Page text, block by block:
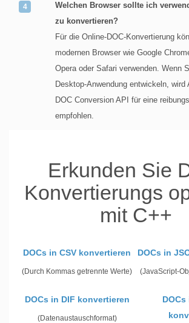
Welchen Browser sollte ich
zu konvertieren?
Für die Online-DOC-Konvertierung
modernen Browser wie Google
Opera oder Safari verwenden. Wenn
Desktop-Anwendung entwickeln, wird
DOC Conversion API für eine
empfohlen.
Erkunden Sie
Konvertierungs
mit C++
DOCs in CSV konvertieren
(Durch Kommas getrennte Werte)
DOCs in
(JavaScript-
DOCs in DIF konvertieren
(Datenaustauschformat)
DOCs